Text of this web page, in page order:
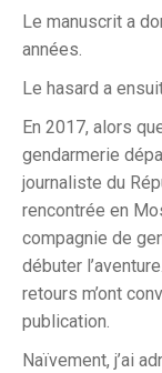
Le manuscrit a
années.
Le hasard a
En 2017, alors
gendarmerie
journaliste du
rencontrée en
compagnie de
débuter
retours m’ont
publication.
Naïvement, j’ai